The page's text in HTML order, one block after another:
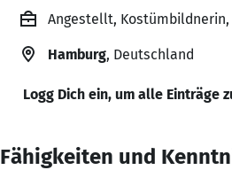
Angestellt,
Hamburg, Deutschland
Logg Dich ein, um alle Einträge
Fähigkeiten und